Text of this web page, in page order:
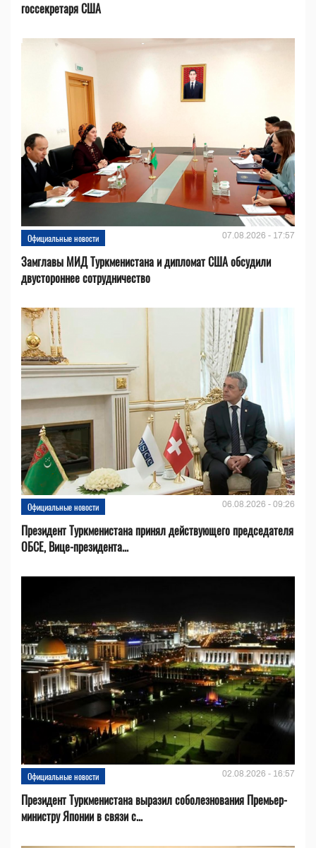
госсекретаря США
Официальные новости 07.08.2026 - 17:57
Замглавы МИД Туркменистана и дипломат США обсудили
двустороннее сотрудничество
Официальные новости 06.08.2026 - 09:26
Президент Туркменистана принял действующего председателя
ОБСЕ, Вице-президента...
Официальные новости 02.08.2026 - 16:57
Президент Туркменистана выразил соболезнования Премьер-
министру Японии в связи с...